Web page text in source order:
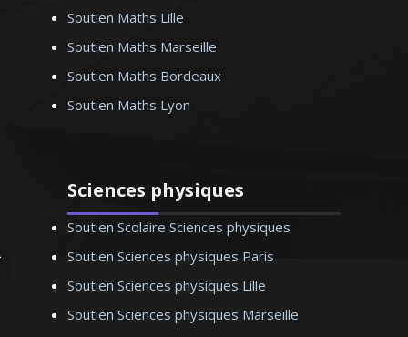
Soutien Maths Lille
Soutien Maths Marseille
Soutien Maths Bordeaux
Soutien Maths Lyon
Sciences physiques
Soutien Scolaire Sciences physiques
Soutien Sciences physiques Paris
Soutien Sciences physiques Lille
Soutien Sciences physiques Marseille